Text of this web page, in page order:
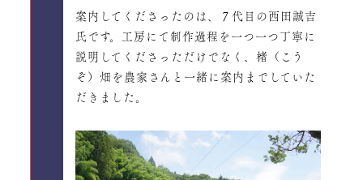
案内してくださったのは、７代目の西田誠吉
氏です。工房にて制作過程を一つ一つ丁寧に
説明してくださっただけでなく、楮（こう
ぞ）畑を農家さんと一緒に案内までしていた
だきました。